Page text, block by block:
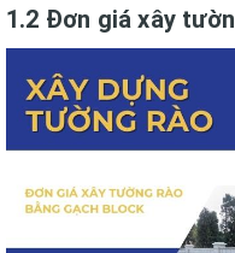
1.2 Đơn giá xây